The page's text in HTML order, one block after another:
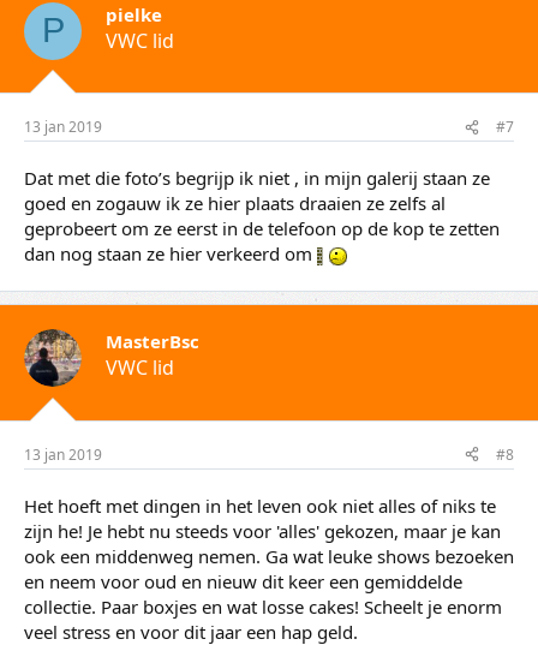
P pielke
VWC lid
13 jan 2019 #7
Dat met die foto’s begrijp ik niet , in mijn galerij staan ze
goed en zogauw ik ze hier plaats draaien ze zelfs al
geprobeert om ze eerst in de telefoon op de kop te zetten
dan nog staan ze hier verkeerd om
MasterBsc
VWC lid
13 jan 2019 #8
Het hoeft met dingen in het leven ook niet alles of niks te
zijn he! Je hebt nu steeds voor 'alles' gekozen, maar je kan
ook een middenweg nemen. Ga wat leuke shows bezoeken
en neem voor oud en nieuw dit keer een gemiddelde
collectie. Paar boxjes en wat losse cakes! Scheelt je enorm
veel stress en voor dit jaar een hap geld.